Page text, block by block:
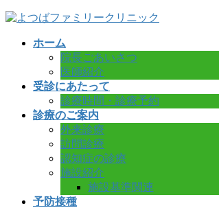
コ
ナ
ホーム
院長ごあいさつ
医師紹介
受診にあたって
診療時間・診療予約
診療のご案内
外来診療
訪問診療
認知症の診療
施設紹介
施設基準関連
予防接種